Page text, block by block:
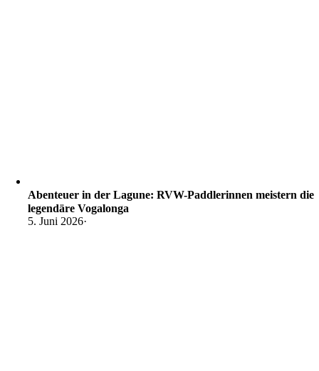
Abenteuer in der Lagune: RVW-Paddlerinnen meistern die
legendäre Vogalonga
5. Juni 2026·